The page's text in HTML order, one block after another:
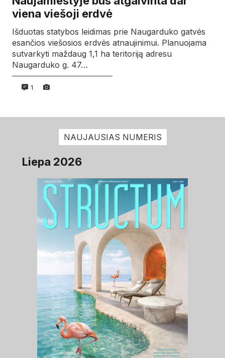
viena viešoji erdvė
Išduotas statybos leidimas prie Naugarduko gatvės
esančios viešosios erdvės atnaujinimui. Planuojama
sutvarkyti maždaug 1,1 ha teritoriją adresu
Naugarduko g. 47…
1
NAUJAUSIAS NUMERIS
Liepa 2026